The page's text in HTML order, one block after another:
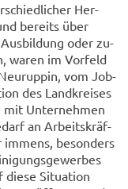
Her­
be­reits über
oder zu­
waren im Vor­feld
vom Job­
des Land­krei­ses
mit Un­ter­neh­men
an Ar­beits­kräf­
be­son­ders
diese Si­tua­ti­on